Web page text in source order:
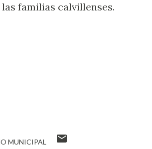
familias calvillenses.
MUNICIPAL